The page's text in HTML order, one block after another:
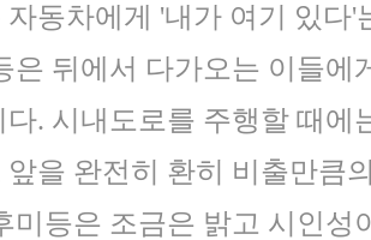
자동차에게 '내가 여기 있다'
은 뒤에서 다가오는 이들에
다. 시내도로를 주행할 때에
앞을 완전히 환히 비출만큼
미등은 조금은 밝고 시인성